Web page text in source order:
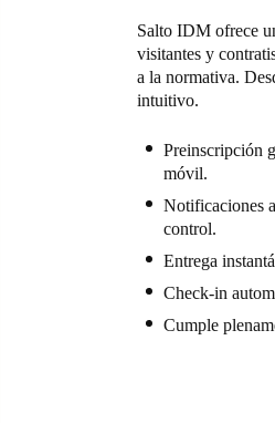
Salto IDM ofrece
visitantes y
a la normativa.
intuitivo.
Preinscripción
móvil.
Notificaciones
control.
Entrega
Check-in
Cumple